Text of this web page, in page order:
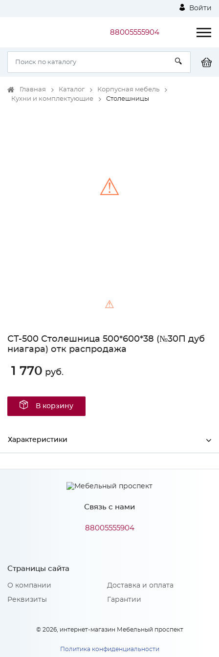
Войти
88005555904
Главная Каталог
Корпусная мебель
Кухни и комплектующие
Столешницы
⚠
⚠
СТ-500 Столешница 500*600*38 (№30П дуб
ниагара) отк распродажа
1 770 руб.
В корзину
Характеристики
Ширина 500
38
600
СКИФ
Материал
Поверхность: матовая Основа выполнена из ДСП
повышенной влагостойкости
Материал 2: Пластик HPL, CPL
Связь с нами
88005555904
Страницы сайта
О компании
Реквизиты
Доставка и оплата
Гарантии
© 2026, интернет-магазин Мебельный проспект
Политика конфиденциальности